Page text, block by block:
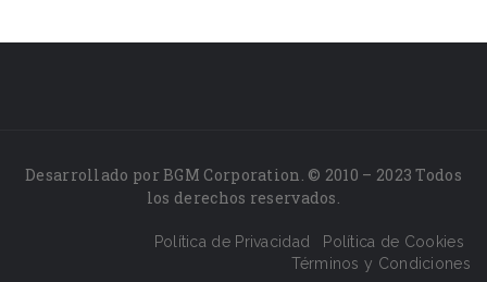
Desarrollado por BGM Corporation. © 2010 – 2023 Todos
los derechos reservados.
Política de Privacidad
Política de Cookies
Términos y Condiciones